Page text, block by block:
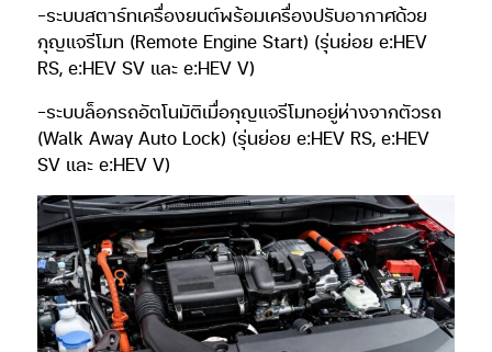
-ระบบสตาร์ทเครื่องยนต์พร้อมเครื่องปรับอากาศด้วย
กุญแจรีโมท (Remote Engine Start) (รุ่นย่อย e:HEV
RS, e:HEV SV และ e:HEV V)
-ระบบล็อกรถอัตโนมัติเมื่อกุญแจรีโมทอยู่ห่างจากตัวรถ
(Walk Away Auto Lock) (รุ่นย่อย e:HEV RS, e:HEV
SV และ e:HEV V)